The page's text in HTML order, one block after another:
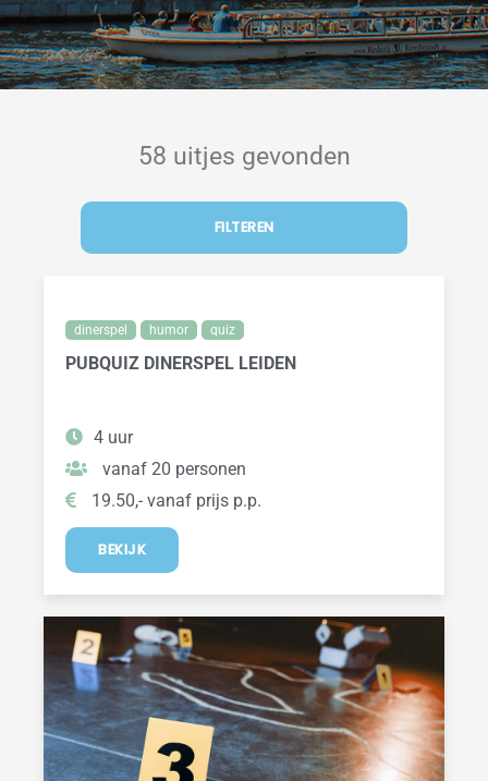
58 uitjes gevonden
FILTEREN
dinerspel humor quiz
PUBQUIZ DINERSPEL LEIDEN
4 uur
vanaf 20 personen
19.50,- vanaf prijs p.p.
BEKIJK